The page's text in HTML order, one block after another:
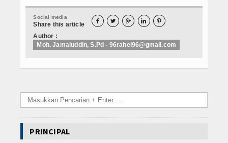
Video
Karya Ilmiah
Data Alumni
Social media
Share this article     
Author :
Moh. Jamaluddin, S.Pd - 96rahel96@gmail.com
PRINCIPAL